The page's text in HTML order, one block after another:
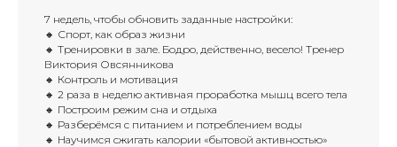
7 недель, чтобы обновить заданные настройки:
🔸 Спорт, как образ жизни
🔸 Тренировки в зале. Бодро, действенно, весело! Тренер
Виктория Овсянникова
🔸 Контроль и мотивация
🔸 2 раза в неделю активная проработка мышц всего тела
🔸 Построим режим сна и отдыха
🔸 Разберёмся с питанием и потреблением воды
🔸 Научимся сжигать калории «бытовой активностью»